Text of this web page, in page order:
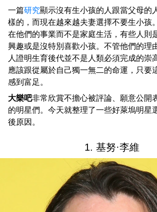
一篇研究顯示沒有生小孩的人跟當父母的
樣的，而現在越來越夫妻選擇不要生小孩
在他們的事業而不是家庭生活，有些人則
興趣或是沒特別喜歡小孩。不管他們的理
人證明生育後代並不是人類必須完成的崇
應該跟從屬於自己獨一無二的命運，只要
感到富足。
大樂吧非常欣賞不擔心被評論、願意公開
的明星們。今天就整理了一些好萊塢明星
後原因。
1. 基努·李維